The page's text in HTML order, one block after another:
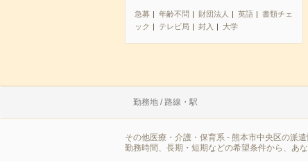
急募 年齢不問 財団法人 英語
書類チェ
ック
テレビ局 封入 大学
勤務地 / 路線・駅
その他医療・介護・保育系 - 熊本市中央区の派
勤務時間、長期・短期などの希望条件から、あ